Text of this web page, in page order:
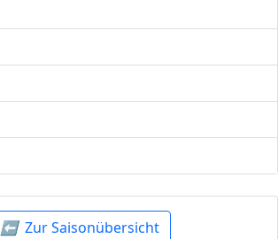
⬅️ Zur Saisonübersicht